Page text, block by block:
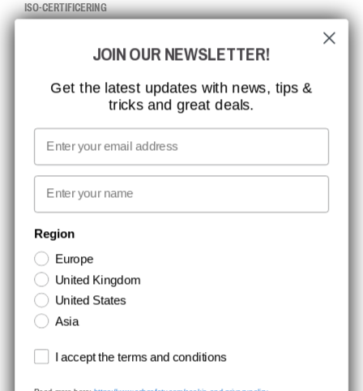
ISO-CERTIFICERING
MISSION, VISION OG VÆRDIER
KONTAKT
JOB HOS CCBSAFETY
MEDIA
VI TAGER ANSVAR
NYHEDSBREV TILMELDING
Hold dig opdateret med gode tilbud og produktnyheder. Din e-mail
opbevares sikkert og du kan til enhver tid
JOIN OUR NEWSLETTER!
Get the latest updates with news, tips &
tricks and great deals.
Email
First name
Region
Europe
United Kingdom
United States
Asia
Terms and conditions
I accept the terms and conditions